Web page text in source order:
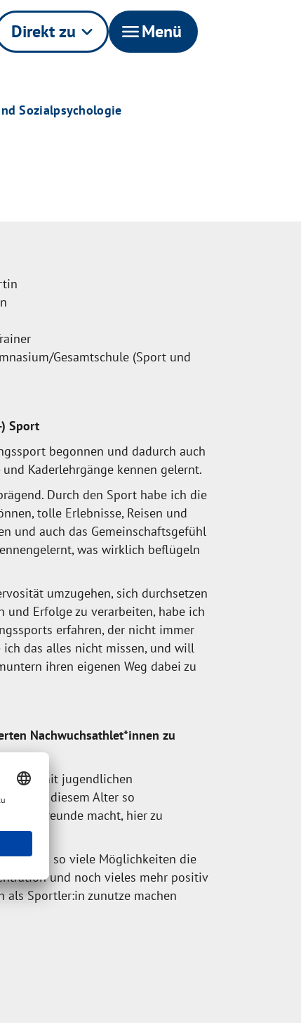
Direkt zu keyboard_arrow_down menuMenü
Sozialpsychologie
Gesamtschule (Sport und
Sport
begonnen und dadurch auch
Kaderlehrgänge kennen gelernt.
Durch den Sport habe ich die
tolle Erlebnisse, Reisen und
und auch das Gemeinschaftsgefühl
was wirklich beflügeln
umzugehen, sich durchsetzen
und Erfolge zu verarbeiten, habe ich
erfahren, der nicht immer
ich das alles nicht missen, und will
ihren eigenen Weg dabei zu
Nachwuchsathlet*innen zu
gerne mit jugendlichen
in diesem Alter so
viel Freunde macht, hier zu
bieten so viele Möglichkeiten die
und noch vieles mehr positiv
als Sportler:in zunutze machen